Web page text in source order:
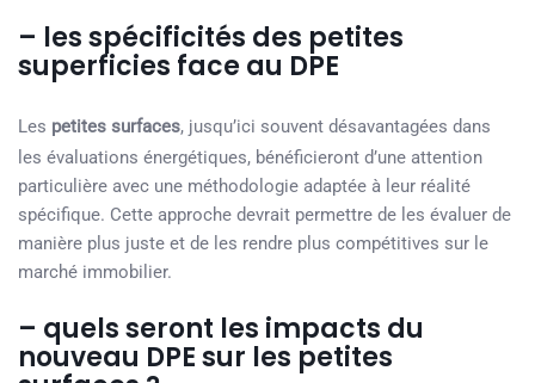
– les spécificités des petites
superficies face au DPE
Les petites surfaces, jusqu’ici souvent désavantagées dans
les évaluations énergétiques, bénéficieront d’une attention
particulière avec une méthodologie adaptée à leur réalité
spécifique. Cette approche devrait permettre de les évaluer de
manière plus juste et de les rendre plus compétitives sur le
marché immobilier.
– quels seront les impacts du
nouveau DPE sur les petites